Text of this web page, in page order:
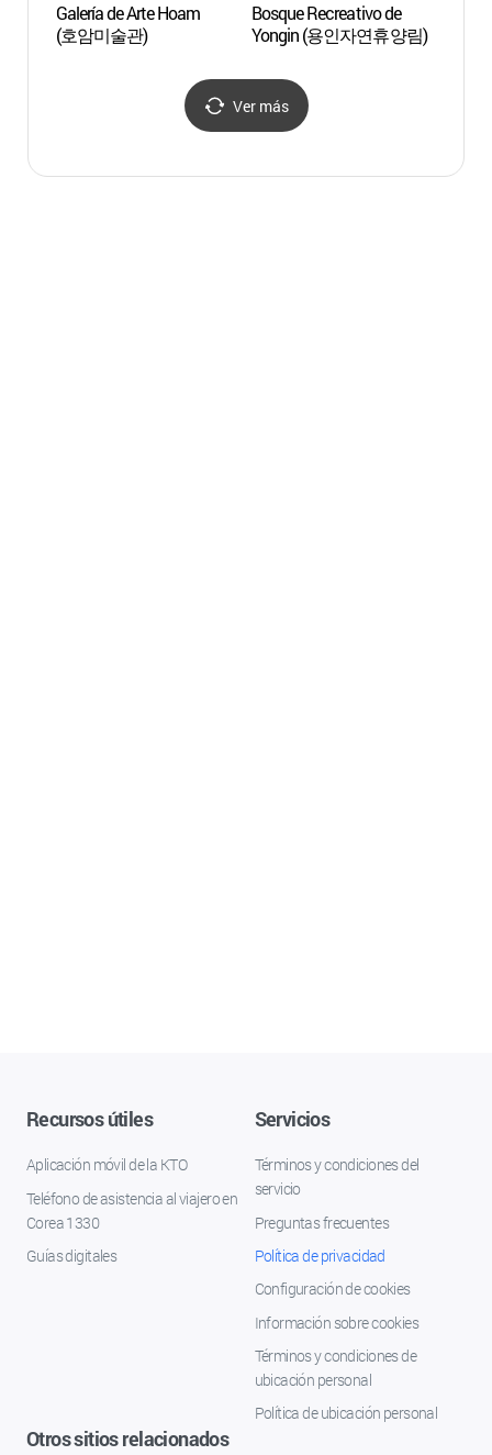
Galería de Arte Hoam
(호암미술관)
Bosque Recreativo de
Yongin (용인자연휴양림)
Ver más
Recursos útiles
Aplicación móvil de la KTO
Teléfono de asistencia al viajero en
Corea 1330
Guías digitales
Servicios
Términos y condiciones del
servicio
Preguntas frecuentes
Política de privacidad
Configuración de cookies
Información sobre cookies
Términos y condiciones de
ubicación personal
Política de ubicación personal
Otros sitios relacionados